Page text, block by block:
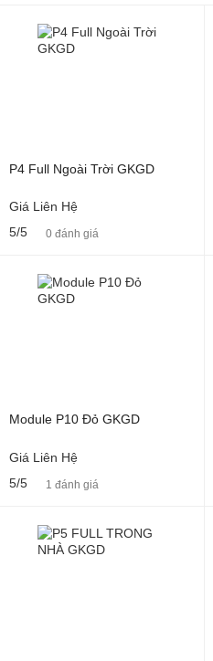
P4 Full Ngoài Trời GKGD
Giá Liên Hệ
5/5
0 đánh giá
Module P10 Đỏ GKGD
Giá Liên Hệ
5/5
1 đánh giá